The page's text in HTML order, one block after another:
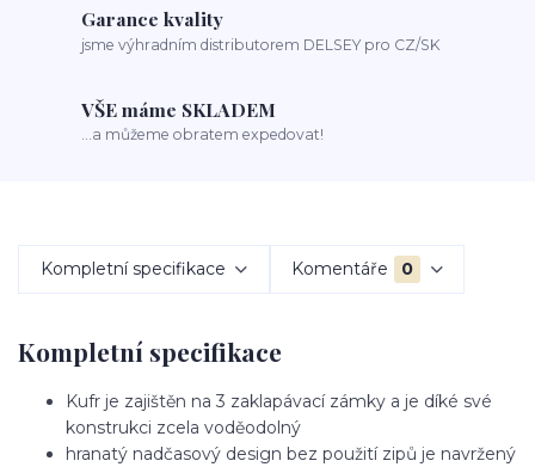
Garance kvality
jsme výhradním distributorem DELSEY pro CZ/SK
VŠE máme SKLADEM
...a můžeme obratem expedovat!
Kompletní specifikace Komentáře 0
Kompletní specifikace
Kufr je zajištěn na 3 zaklapávací zámky a je díké své
konstrukci zcela voděodolný
hranatý nadčasový design bez použití zipů je navržený